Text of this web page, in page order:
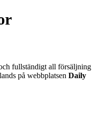
fullständigt all försäljning
på webbplatsen Daily